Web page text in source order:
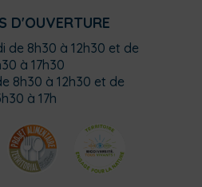
D'OUVERTURE
de 8h30 à 12h30 et de
à 17h30
8h30 à 12h30 et de
à 17h